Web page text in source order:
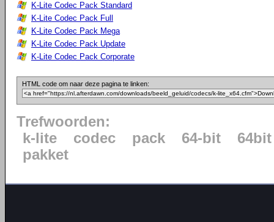
K-Lite Codec Pack Standard
K-Lite Codec Pack Full
K-Lite Codec Pack Mega
K-Lite Codec Pack Update
K-Lite Codec Pack Corporate
HTML code om naar deze pagina te linken:
Trefwoorden:
k-lite
codec pack 64-bit
64bit
pakket